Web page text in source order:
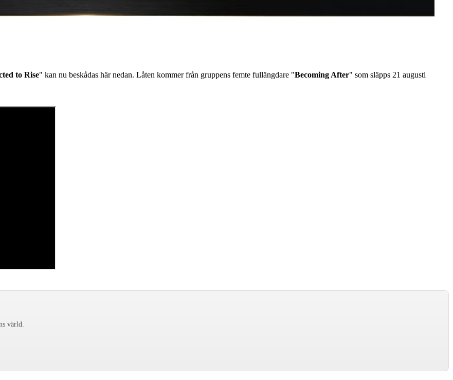
to Rise" kan nu beskådas här nedan. Låten kommer från gruppens femte fullängdare "Becoming After" som släpps 21 augusti
värld.